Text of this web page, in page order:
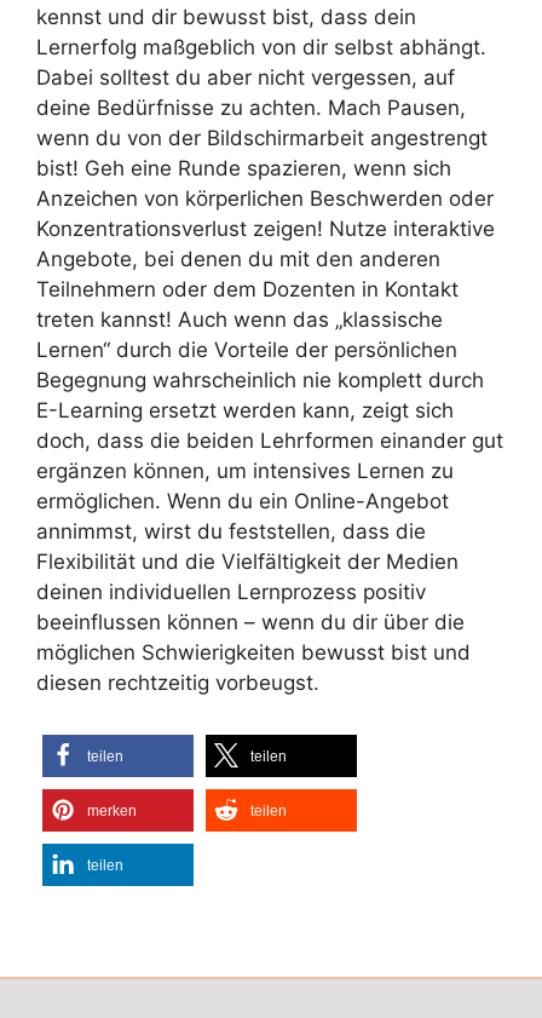
kennst und dir bewusst bist, dass dein
Lernerfolg maßgeblich von dir selbst abhängt.
Dabei solltest du aber nicht vergessen, auf
deine Bedürfnisse zu achten. Mach Pausen,
wenn du von der Bildschirmarbeit angestrengt
bist! Geh eine Runde spazieren, wenn sich
Anzeichen von körperlichen Beschwerden oder
Konzentrationsverlust zeigen! Nutze interaktive
Angebote, bei denen du mit den anderen
Teilnehmern oder dem Dozenten in Kontakt
treten kannst! Auch wenn das „klassische
Lernen“ durch die Vorteile der persönlichen
Begegnung wahrscheinlich nie komplett durch
E-Learning ersetzt werden kann, zeigt sich
doch, dass die beiden Lehrformen einander gut
ergänzen können, um intensives Lernen zu
ermöglichen. Wenn du ein Online-Angebot
annimmst, wirst du feststellen, dass die
Flexibilität und die Vielfältigkeit der Medien
deinen individuellen Lernprozess positiv
beeinflussen können – wenn du dir über die
möglichen Schwierigkeiten bewusst bist und
diesen rechtzeitig vorbeugst.
teilen teilen
merken teilen
teilen